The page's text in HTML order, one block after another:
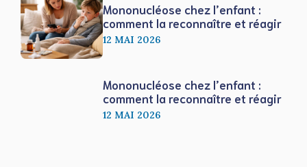
Mononucléose chez l’enfant :
comment la reconnaître et réagir
12 MAI 2026
Mononucléose chez l’enfant :
comment la reconnaître et réagir
12 MAI 2026